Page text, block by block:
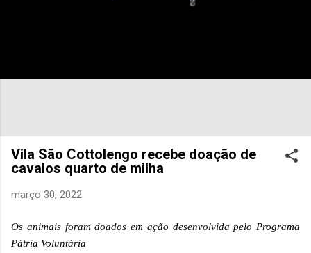
Vila São Cottolengo recebe doação de
cavalos quarto de milha
março 30, 2022
Os animais foram doados em ação desenvolvida pelo Programa
Pátria Voluntária